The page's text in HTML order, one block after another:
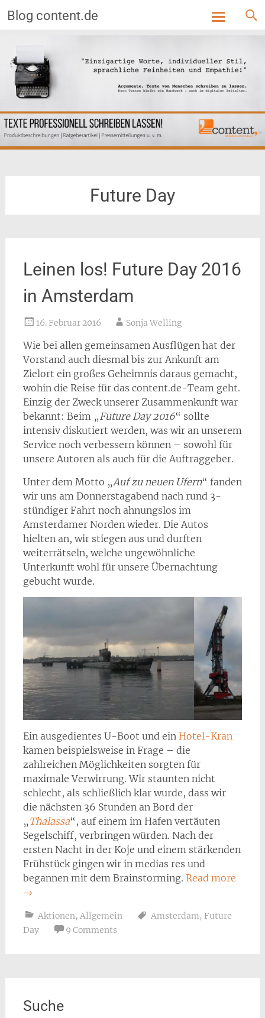
Blog content.de
Skip
content
Future Day
Leinen los! Future Day 2016
in Amsterdam
16. Februar 2016 Sonja Welling
Wie bei allen gemeinsamen Ausflügen hat der
Vorstand auch diesmal bis zur Ankunft am
Zielort ein großes Geheimnis daraus gemacht,
wohin die Reise für das content.de-Team geht.
Einzig der Zweck unserer Zusammenkunft war
bekannt: Beim „Future Day 2016“ sollte
intensiv diskutiert werden, was wir an unserem
Service noch verbessern können – sowohl für
unsere Autoren als auch für die Auftraggeber.
Unter dem Motto „Auf zu neuen Ufern“ fanden
wir uns am Donnerstagabend nach rund 3-
stündiger Fahrt noch ahnungslos im
Amsterdamer Norden wieder. Die Autos
hielten an, wir stiegen aus und durften
weiterrätseln, welche ungewöhnliche
Unterkunft wohl für unsere Übernachtung
gebucht wurde.
Ein ausgedientes U-Boot und ein Hotel-Kran
kamen beispielsweise in Frage – die
zahlreichen Möglichkeiten sorgten für
maximale Verwirrung. Wir staunten nicht
schlecht, als schließlich klar wurde, dass wir
die nächsten 36 Stunden an Bord der
„ Thalassa“, auf einem im Hafen vertäuten
Segelschiff, verbringen würden. Nach der
ersten Nacht in der Koje und einem stärkenden
Frühstück gingen wir in medias res und
begannen mit dem Brainstorming. Read more
→
Aktionen, Allgemein Amsterdam, Future
Day
9 Comments
Suche